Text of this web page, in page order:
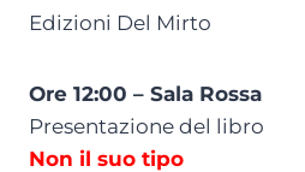
Edizioni Del Mirto
Ore 12:00 – Sala Rossa
Presentazione del libro
Non il suo tipo